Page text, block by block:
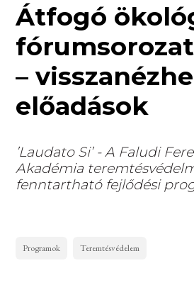
Átfogó
–
előadások
’Laudato Si’ - A Faludi
Akadémia
fenntartható fejlődési
Programok Teremtésvédelem